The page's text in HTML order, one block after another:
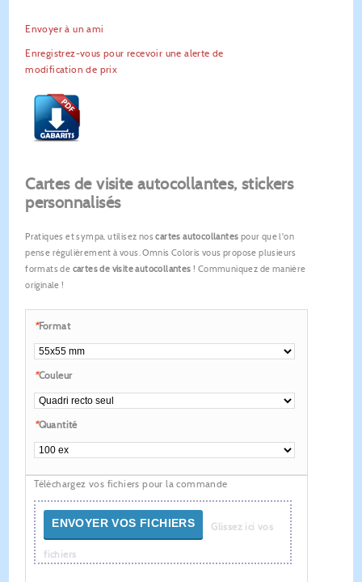
Envoyer à un ami
Enregistrez-vous pour recevoir une alerte de
modification de prix
Cartes de visite autocollantes, stickers
personnalisés
Pratiques et sympa, utilisez noscartes autocollantes pour que l'on
pense régulièrement à vous. Omnis Coloris vous propose plusieurs
formats de cartes de visite autocollantes ! Communiquez de manière
originale !
*Format
*Couleur
*Quantité
Téléchargez vos fichiers pour la commande
ENVOYER VOS FICHIERS Glissez ici vos
fichiers